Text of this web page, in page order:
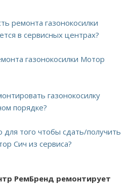
ремонта газонокосилки
в сервисных центрах?
газонокосилки Мотор
газонокосилку
порядке?
того чтобы сдать/получить
Сич из сервиса?
РемБренд ремонтирует